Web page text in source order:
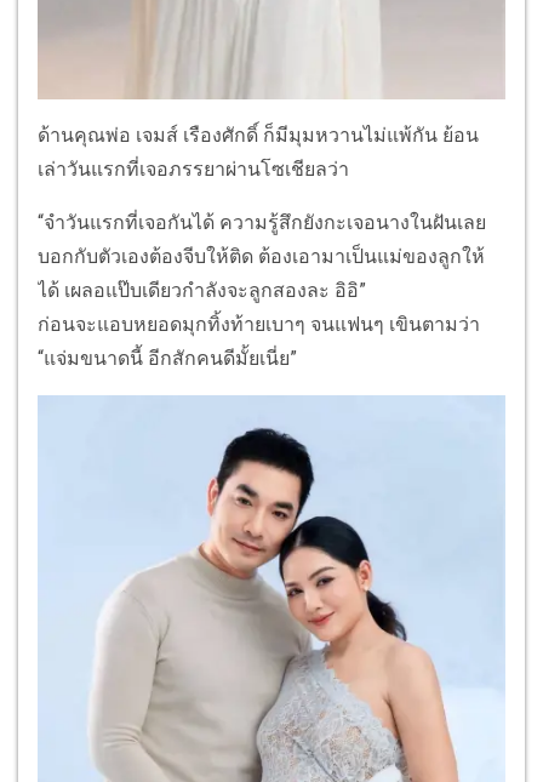
ด้านคุณพ่อ เจมส์ เรืองศักดิ์ ก็มีมุมหวานไม่แพ้กัน ย้อน
เล่าวันแรกที่เจอภรรยาผ่านโซเชียลว่า
“จำวันแรกที่เจอกันได้ ความรู้สึกยังกะเจอนางในฝันเลย
บอกกับตัวเองต้องจีบให้ติด ต้องเอามาเป็นแม่ของลูกให้
ได้ เผลอแป๊บเดียวกำลังจะลูกสองละ อิอิ”
ก่อนจะแอบหยอดมุกทิ้งท้ายเบาๆ จนแฟนๆ เขินตามว่า
“แจ่มขนาดนี้ อีกสักคนดีมั้ยเนี่ย”